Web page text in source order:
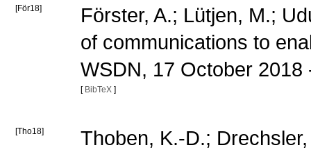
[För18]
Förster, A.; Lütjen, M.;
of communications to
WSDN, 17 October
[ BibTeX ]
[Tho18]
Thoben, K.-D.;